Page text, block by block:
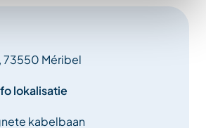
73550 Méribel
lokalisatie
kabelbaan